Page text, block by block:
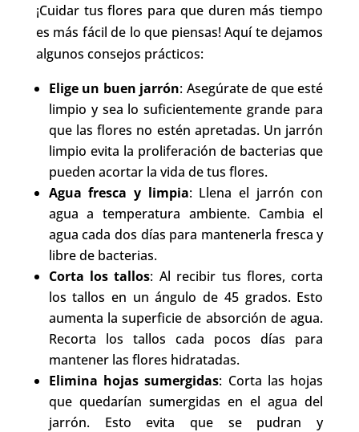
¡Cuidar tus flores para que duren más tiempo
es más fácil de lo que piensas! Aquí te dejamos
algunos consejos prácticos:
Elige un buen jarrón: Asegúrate de que esté
limpio y sea lo suficientemente grande para
que las flores no estén apretadas. Un jarrón
limpio evita la proliferación de bacterias que
pueden acortar la vida de tus flores.
Agua fresca y limpia: Llena el jarrón con
agua a temperatura ambiente. Cambia el
agua cada dos días para mantenerla fresca y
libre de bacterias.
Corta los tallos: Al recibir tus flores, corta
los tallos en un ángulo de 45 grados. Esto
aumenta la superficie de absorción de agua.
Recorta los tallos cada pocos días para
mantener las flores hidratadas.
Elimina hojas sumergidas: Corta las hojas
que quedarían sumergidas en el agua del
jarrón. Esto evita que se pudran y